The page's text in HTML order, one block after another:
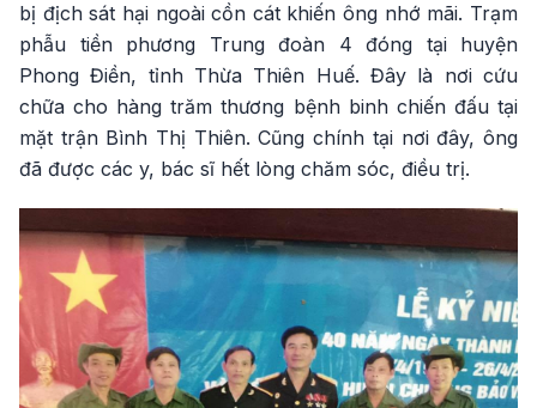
bị địch sát hại ngoài cồn cát khiến ông nhớ mãi. Trạm
phẫu tiền phương Trung đoàn 4 đóng tại huyện
Phong Điền, tỉnh Thừa Thiên Huế. Đây là nơi cứu
chữa cho hàng trăm thương bệnh binh chiến đấu tại
mặt trận Bình Thị Thiên. Cũng chính tại nơi đây, ông
đã được các y, bác sĩ hết lòng chăm sóc, điều trị.